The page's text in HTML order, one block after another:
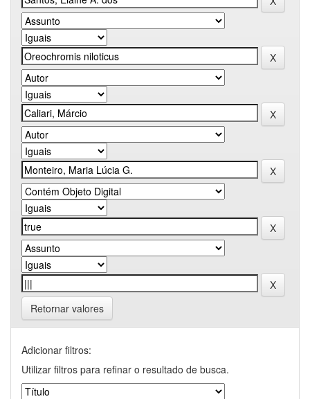
Retornar valores
Adicionar filtros:
Utilizar filtros para refinar o resultado de busca.